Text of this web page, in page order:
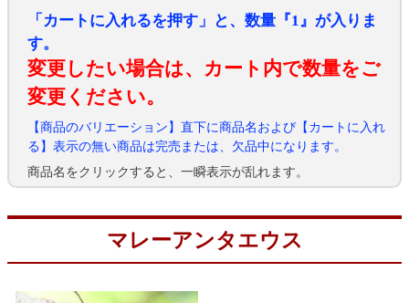
「カートに入れるを押す」と、数量『1』が入りま
す。
変更したい場合は、カート内で数量をご
変更ください。
【商品のバリエーション】直下に商品名および【カートに入れ
る】表示の無い商品は完売または、欠品中になります。
商品名をクリックすると、一瞬表示が乱れます。
マレーアンタエウス